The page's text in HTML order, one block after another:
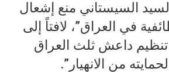
السيستاني منع إشعال
في العراق”، لافتاً إلى
تنظيم داعش ثلث العراق
من الانهيار”.